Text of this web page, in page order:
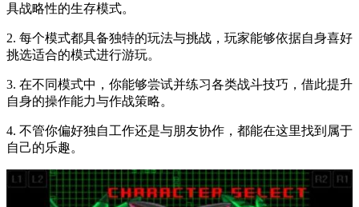
具战略性的生存模式。
2. 每个模式都具备独特的玩法与挑战，玩家能够依据自身喜好
挑选适合的模式进行游玩。
3. 在不同模式中，你能够尝试并练习各类战斗技巧，借此提升
自身的操作能力与作战策略。
4. 不管你偏好独自工作还是与朋友协作，都能在这里找到属于
自己的乐趣。